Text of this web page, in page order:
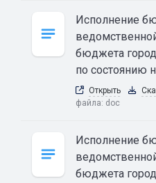
Исполнение
бюджета
по состоянию
Открыть
файла: doc
Исполнение
бюджета